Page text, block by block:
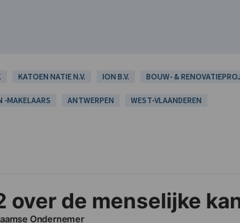
KATOEN NATIE N.V. ION B.V. BOUW- &
-MAKELAARS ANTWERPEN WEST-VLAANDEREN